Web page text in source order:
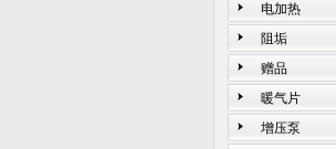
电加热
阻垢
赠品
暖气片
增压泵